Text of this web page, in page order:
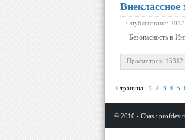
Внеклассное
Опубликовано:
"Безопасность в
Просмотров: 15312
Страница: 1 2 3 4 5
© 2010 - Chas /